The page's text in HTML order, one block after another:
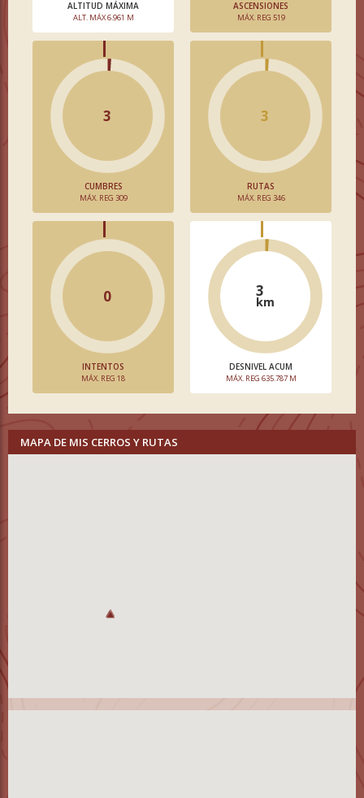
ALTITUD MÁXIMA
ALT. MÁX 6.961 M
ASCENSIONES
MÁX. REG 519
3
CUMBRES
MÁX. REG 309
3
RUTAS
MÁX. REG 346
0
INTENTOS
MÁX. REG 18
3
km
DESNIVEL ACUM
MÁX. REG 635.787 M
MAPA DE MIS CERROS Y RUTAS